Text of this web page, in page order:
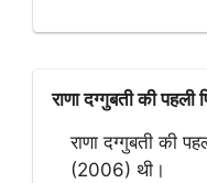
राणा दग्गुबती की
राणा दग्गुबती की
(2006) थी।